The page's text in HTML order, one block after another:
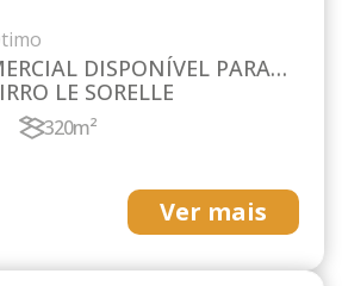
DISPONÍVEL PARA
LE SORELLE
320m²
Ver mais